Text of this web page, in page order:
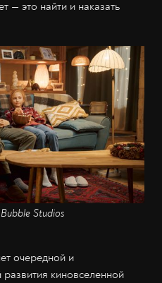
— это найти и наказать
Studios
очередной и
киновселенной